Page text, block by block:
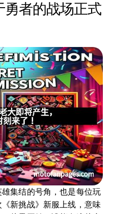
勇者的战场正式
集结的号角，也是每位玩
新挑战》新服上线，意味